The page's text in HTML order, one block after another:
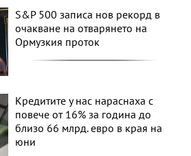
S&P 500 записа нов рекорд в
очакване на отварянето на
Ормузкия проток
Кредитите у нас нараснаха с
повече от 16% за година до
близо 66 млрд. евро в края на
юни